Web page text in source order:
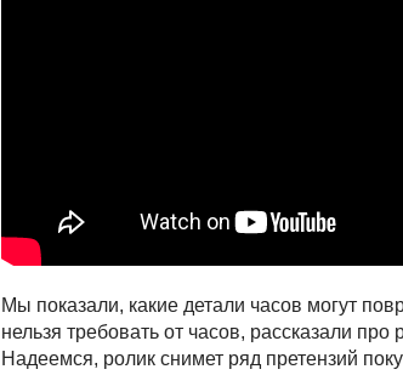
Мы показали, какие детали часов могут
нельзя требовать от часов, рассказали про
Надеемся, ролик снимет ряд претензий